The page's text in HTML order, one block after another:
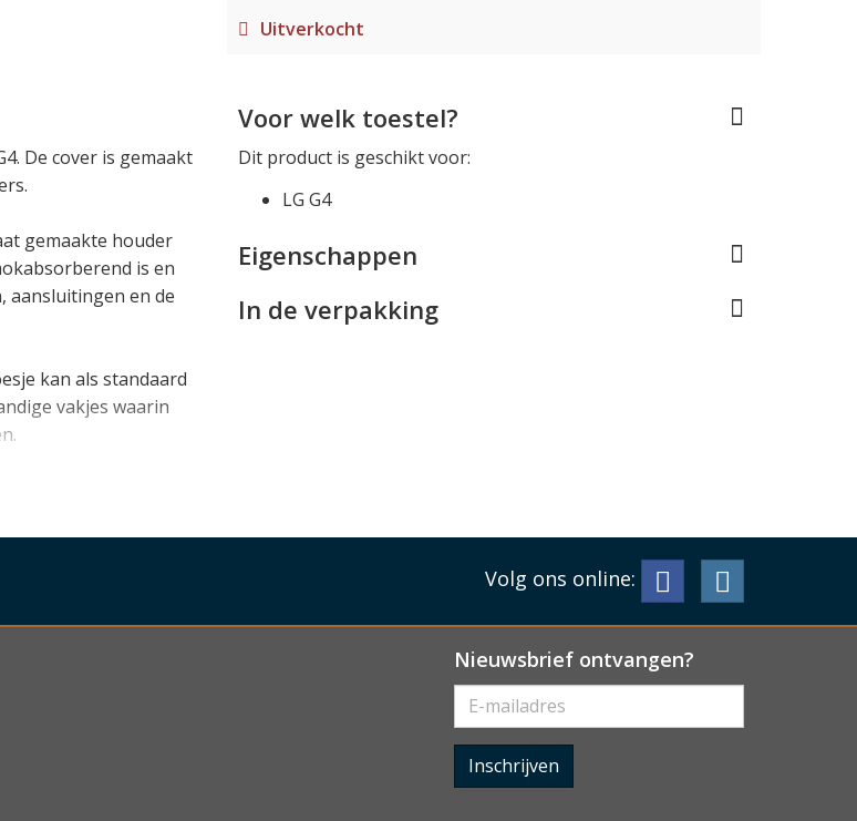
Uitverkocht
De cover is gemaakt
gemaakte houder
is en
aansluitingen en de
kan als standaard
vakjes waarin
Voor welk toestel?
Dit product is geschikt voor:
LG G4
Eigenschappen
In de verpakking
Volg ons online:
Nieuwsbrief ontvangen?
Inschrijven